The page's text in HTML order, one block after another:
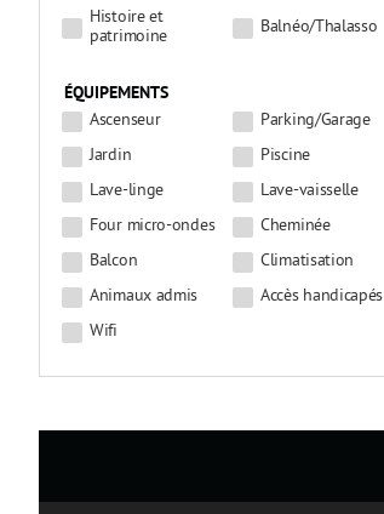
Histoire et
patrimoine
Balnéo/Thalasso
ÉQUIPEMENTS
Ascenseur
Parking/Garage
Jardin
Piscine
Lave-linge
Lave-vaisselle
Four micro-ondes
Cheminée
Balcon
Climatisation
Animaux admis
Accès handicapés
Wifi